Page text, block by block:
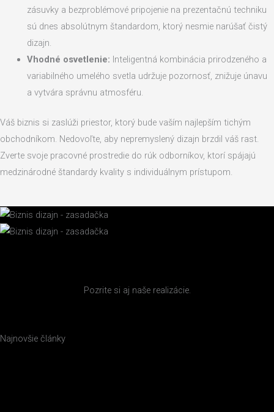
zásuvky a bezproblémové pripojenie na prezentačnú techniku
sú dnes absolútnym štandardom, ktorý nesmie narúšať čistý
dizajn.
Vhodné osvetlenie: Inteligentná kombinácia prirodzeného a
variabilného umelého svetla udržuje pozornosť, znižuje únavu
a vytvára správnu atmosféru.
Váš biznis si zaslúži priestor, ktorý bude vaším najlepším tichým
obchodníkom. Nedovoľte, aby nepremyslený dizajn brzdil váš rast.
Zverte svoje pracovné prostredie do rúk odborníkov, ktorí spájajú
medzinárodné štandardy kvality s individuálnym prístupom.
Pozrite si aj naše realizácie.
Najnovšie články